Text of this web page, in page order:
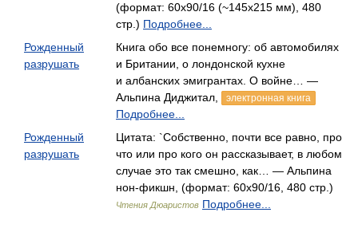
(формат: 60x90/16 (~145х215 мм), 480
стр.) Подробнее...
Рожденный
разрушать
Книга обо все понемногу: об автомобилях
и Британии, о лондонской кухне
и албанских эмигрантах. О войне… —
Альпина Диджитал,
электронная книга
Подробнее...
Рожденный
разрушать
Цитата: `Собственно, почти все равно, про
что или про кого он рассказывает, в любом
случае это так смешно, как… — Альпина
нон-фикшн, (формат: 60x90/16, 480 стр.)
Чтения Дюаристов Подробнее...